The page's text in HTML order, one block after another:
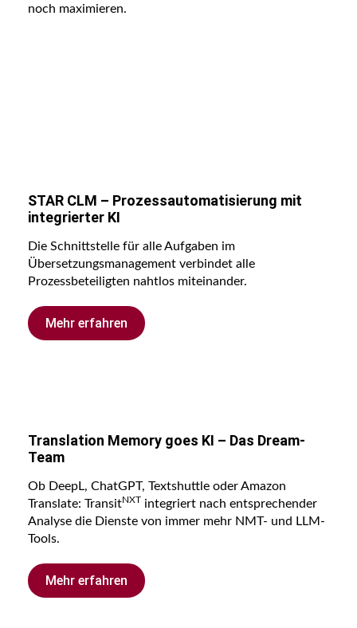
noch maximieren.
STAR CLM – Prozessautomatisierung mit
integrierter KI
Die Schnittstelle für alle Aufgaben im
Übersetzungsmanagement verbindet alle
Prozessbeteiligten nahtlos miteinander.
Mehr erfahren
Translation Memory goes KI – Das Dream-
Team
Ob DeepL, ChatGPT, Textshuttle oder Amazon
Translate: TransitNXT integriert nach entsprechender
Analyse die Dienste von immer mehr NMT- und LLM-
Tools.
Mehr erfahren